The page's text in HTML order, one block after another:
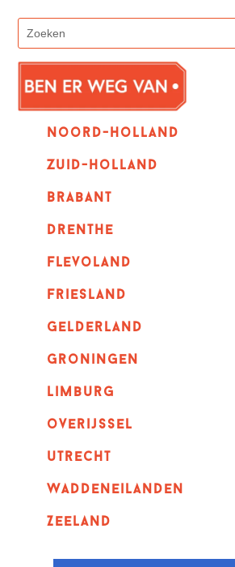
Noord-holland
zuid-holland
Brabant
Drenthe
Flevoland
Friesland
Gelderland
Groningen
Limburg
overijssel
utrecht
Waddeneilanden
Zeeland